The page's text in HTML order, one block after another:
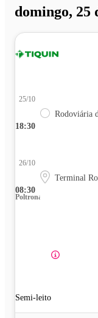
domingo, 25
18:30
25/10
Rodoviária
08:30
26/10
Terminal
Poltrona
Semi-leito